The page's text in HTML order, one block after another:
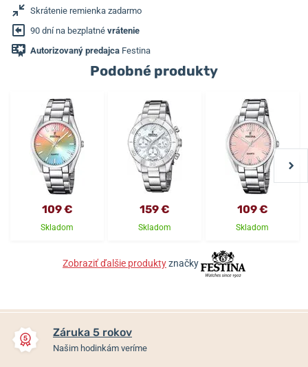
Skrátenie remienka zadarmo
90 dní na bezplatné vrátenie
Autorizovaný predajca Festina
Podobné produkty
109 €
Skladom
159 €
Skladom
109 €
Skladom
Zobraziť ďalšie produktyznačky
Záruka 5 rokov
Našim hodinkám veríme